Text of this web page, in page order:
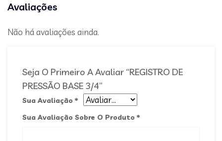
Avaliações
Não há avaliações ainda.
Seja O Primeiro A Avaliar “REGISTRO DE
PRESSÃO BASE 3/4”
Sua Avaliação *
Sua Avaliação Sobre O Produto *